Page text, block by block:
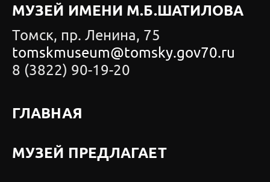
МУЗЕЙ ИМЕНИ М.Б.ШАТИЛОВА
Томск, пр. Ленина, 75
tomskmuseum@tomsky.gov70.ru
8 (3822) 90-19-20
ГЛАВНАЯ
МУЗЕЙ ПРЕДЛАГАЕТ